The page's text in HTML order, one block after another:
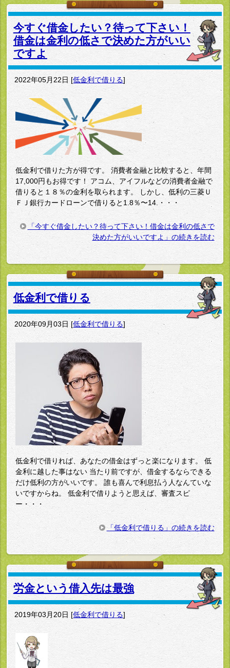
今すぐ借金したい？待って下さい！
借金は金利の低さで決めた方がいい
ですよ
2022年05月22日 [低金利で借りる]
低金利で借りた方が得です。 消費者金融と比較すると、年間
17,000円もお得です！ アコム、アイフルなどの消費者金融で
借りると１８％の金利を取られます。 しかし、低利の三菱Ｕ
ＦＪ銀行カードローンで借りると1.8％〜14.・・・
「今すぐ借金したい？待って下さい！借金は金利の低さで
決めた方がいいですよ」の続きを読む
低金利で借りる
2020年09月03日 [低金利で借りる]
低金利で借りれば、あなたの借金はずっと楽になります。 低
金利に越した事はない 当たり前ですが、借金するならできる
だけ低利の方がいいです。 誰も喜んで利息払う人なんていな
いですからね。 低金利で借りようと思えば、審査スピ
ー・・・
「低金利で借りる」の続きを読む
労金という借入先は最強
2019年03月20日 [低金利で借りる]